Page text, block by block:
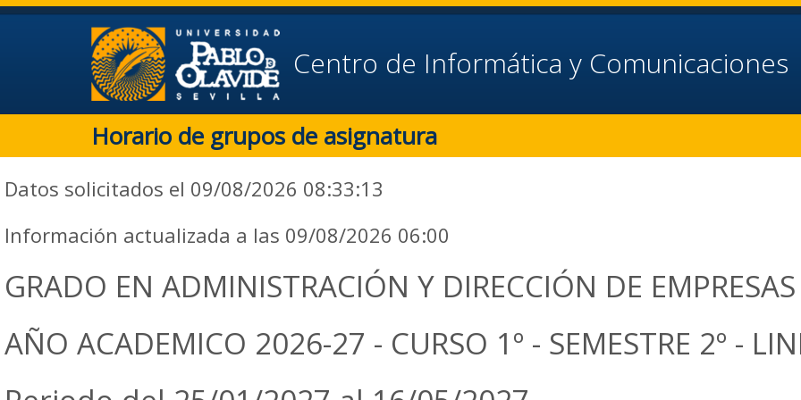
Centro de Informática y Comunicaciones
Horario de grupos de asignatura
Datos solicitados el 09/08/2026 08:33:13
Información actualizada a las 09/08/2026 06:00
GRADO EN ADMINISTRACIÓN Y DIRECCIÓN DE EMPRESAS
AÑO ACADEMICO 2026-27 - CURSO 1º - SEMESTRE 2º -